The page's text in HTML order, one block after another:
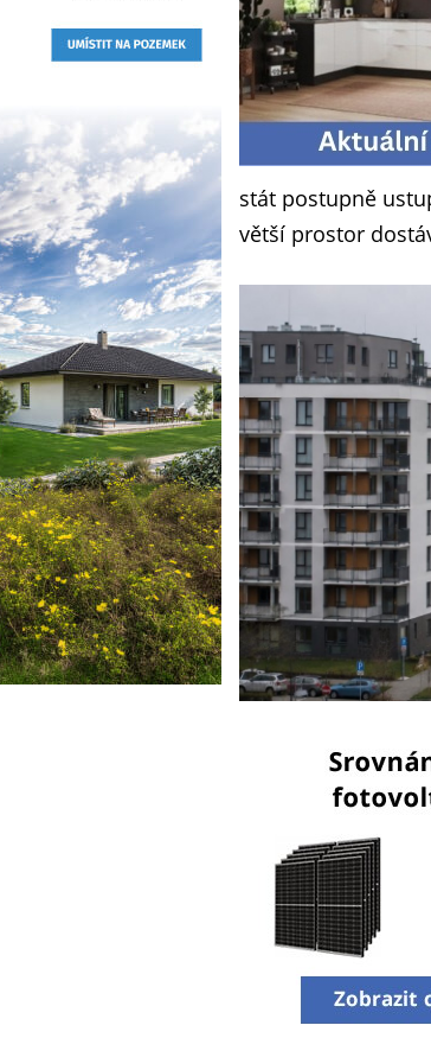
stát postupně
větší prostor